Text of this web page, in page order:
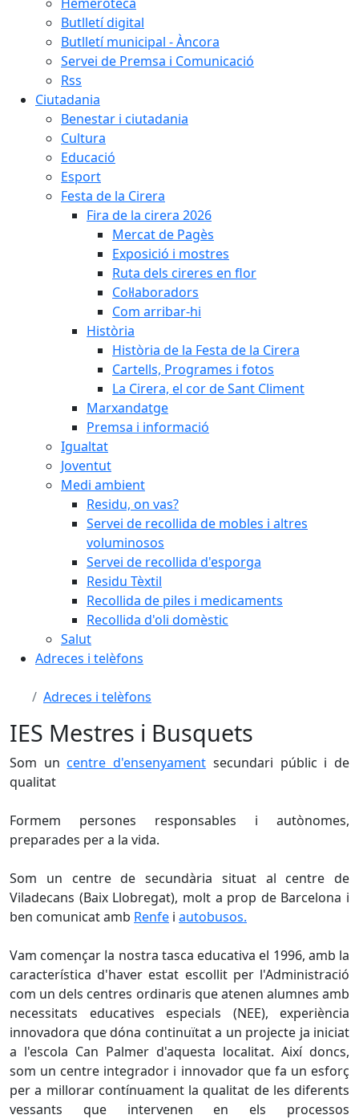
Butlletí digital
Butlletí municipal - Àncora
Servei de Premsa i Comunicació
Rss
Ciutadania
Benestar i ciutadania
Cultura
Educació
Esport
Festa de la Cirera
Fira de la cirera 2026
Mercat de Pagès
Exposició i mostres
Ruta dels cireres en flor
Col·laboradors
Com arribar-hi
Història
Història de la Festa de la Cirera
Cartells, Programes i fotos
La Cirera, el cor de Sant Climent
Marxandatge
Premsa i informació
Igualtat
Joventut
Medi ambient
Residu, on vas?
Servei de recollida de mobles i altres
voluminosos
Servei de recollida d'esporga
Residu Tèxtil
Recollida de piles i medicaments
Recollida d'oli domèstic
Salut
Adreces i telèfons
Adreces i telèfons
IES Mestres i Busquets
Som uncentre d'ensenyament secundari públic i de
qualitat
Formem persones responsables i autònomes,
preparades per a la vida.
Som un centre de secundària situat al centre de
Viladecans (Baix Llobregat), molt a prop de Barcelona i
ben comunicat amb Renfe i autobusos.
Vam començar la nostra tasca educativa el 1996, amb la
característica d'haver estat escollit per l'Administració
com un dels centres ordinaris que atenen alumnes amb
necessitats educatives especials (NEE), experiència
innovadora que dóna continuïtat a un projecte ja iniciat
a l'escola Can Palmer d'aquesta localitat. Així doncs,
som un centre integrador i innovador que fa un esforç
per a millorar contínuament la qualitat de les diferents
vessants que intervenen en els processos